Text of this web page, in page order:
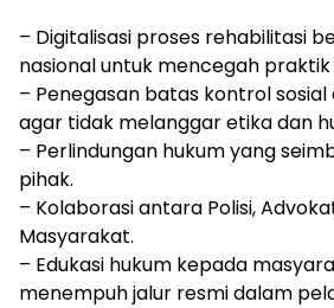
– Digitalisasi proses rehabilitasi
nasional untuk mencegah praktik
– Penegasan batas kontrol sosial
agar tidak melanggar etika dan
– Perlindungan hukum yang
pihak.
– Kolaborasi antara Polisi,
Masyarakat.
– Edukasi hukum kepada
menempuh jalur resmi dalam